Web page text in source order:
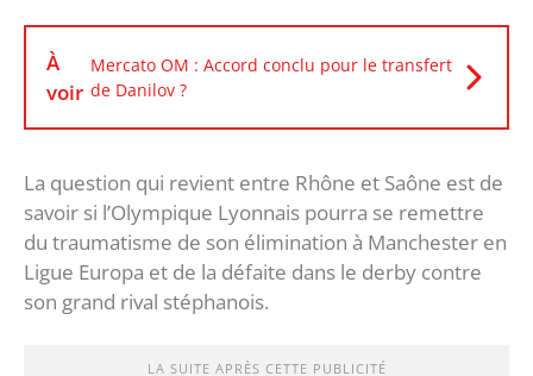
À
voir
Mercato OM : Accord conclu pour le transfert
de Danilov ?
La question qui revient entre Rhône et Saône est de
savoir si l’Olympique Lyonnais pourra se remettre
du traumatisme de son élimination à Manchester en
Ligue Europa et de la défaite dans le derby contre
son grand rival stéphanois.
LA SUITE APRÈS CETTE PUBLICITÉ